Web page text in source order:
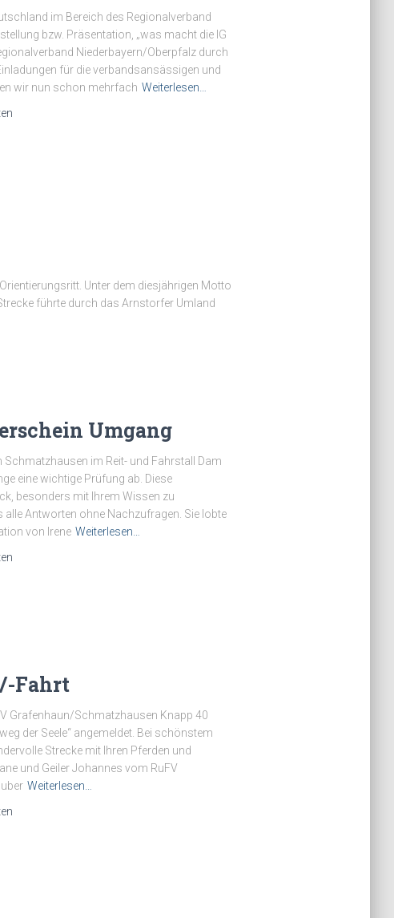
im Bereich des Regionalverband
bzw. Präsentation, „was macht die IG
Niederbayern/Oberpfalz durch
für die verbandsansässigen und
wir nun schon mehrfach Weiterlesen…
Unter dem diesjährigen Motto
führte durch das Arnstorfer Umland
Umgang
im Reit- und Fahrstall Dam
eine wichtige Prüfung ab. Diese
besonders mit Ihrem Wissen zu
Antworten ohne Nachzufragen. Sie lobte
von Irene Weiterlesen…
Fahrt
Grafenhaun/Schmatzhausen Knapp 40
der Seele“ angemeldet. Bei schönstem
Strecke mit Ihren Pferden und
und Geiler Johannes vom RuFV
Weiterlesen…